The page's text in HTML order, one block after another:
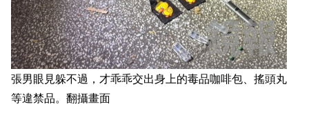
張男眼見躲不過，才乖乖交出身上的毒品咖啡包、搖頭丸
等違禁品。翻攝畫面